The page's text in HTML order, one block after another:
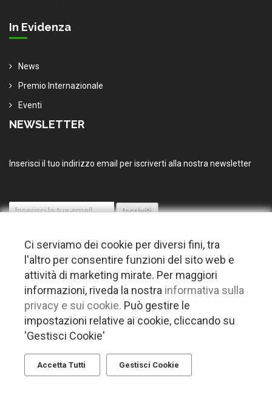
In Evidenza
News
Premio Internazionale
Eventi
NEWSLETTER
Inserisci il tuo indirizzo email per iscriverti alla nostra newsletter
© 2026 Copyright Puglia nel mondo. Tutti i diritti riservati |Privacy
-Cookie policy-Gestisci Cookie -
Ci serviamo dei cookie per diversi fini, tra
l'altro per consentire funzioni del sito web e
attività di marketing mirate. Per maggiori
informazioni, riveda la nostra informativa sulla
privacy e sui cookie. Può gestire le
impostazioni relative ai cookie, cliccando su
'Gestisci Cookie'
Accetta Tutti Gestisci Cookie
Questo plugin utilizza cookie per raccogliere dati e cookie di terze parti